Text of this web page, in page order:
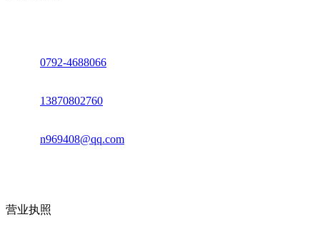
0792-4688066
13870802760
n969408@qq.com
营业执照